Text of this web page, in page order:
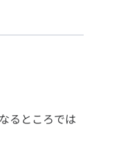
るところでは